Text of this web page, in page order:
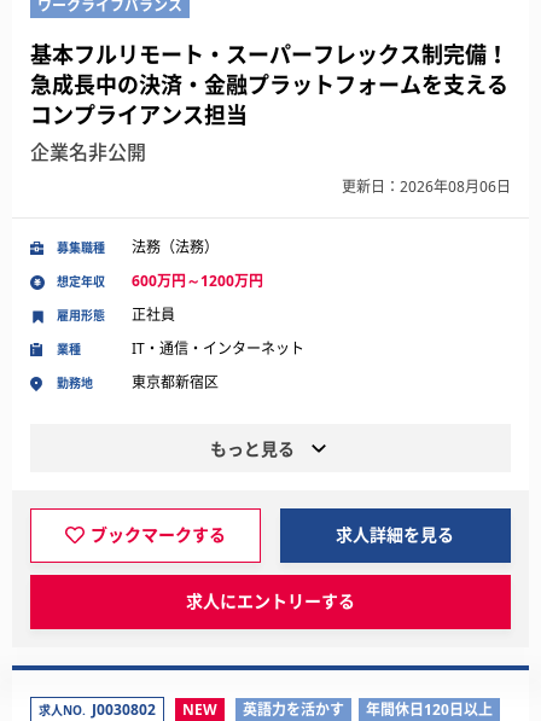
ワークライフバランス
基本フルリモート・スーパーフレックス制完備！
急成長中の決済・金融プラットフォームを支える
コンプライアンス担当
企業名非公開
更新日：2026年08月06日
募集職種 法務（法務）
想定年収 600万円～1200万円
業種 IT・通信・インターネット
勤務地 東京都新宿区
雇用形態 正社員
もっと見る
ブックマークする 求人詳細を見る
求人にエントリーする
求人NO. J0030802 NEW 英語力を活かす
年間休日120日以上